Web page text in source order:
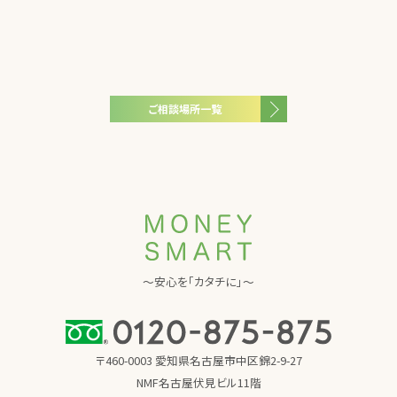
ご相談場所一覧
～安心を「カタチに」～
〒460-0003 愛知県名古屋市中区錦2-9-27
NMF名古屋伏見ビル11階